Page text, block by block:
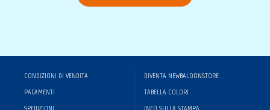
CONDIZIONI DI VENDITA
PAGAMENTI
SPEDIZIONI
DIVENTA NEWBALOONSTORE
TABELLA COLORI
INFO SULLA STAMPA